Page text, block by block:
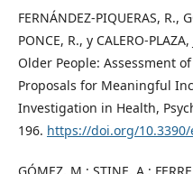
FERNÁNDEZ-PIQUERAS, R.,
PONCE, R., y CALERO-
Older People: Assessment
Proposals for Meaningful
Investigation in Health,
196. https://doi.org/